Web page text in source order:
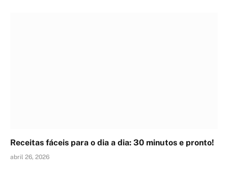
Receitas fáceis para o dia a dia: 30 minutos e pronto!
abril 26, 2026